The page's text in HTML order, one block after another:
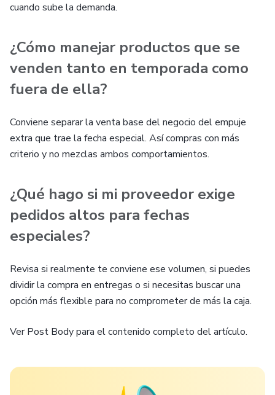
cuando sube la demanda.
¿Cómo manejar productos que se
venden tanto en temporada como
fuera de ella?
Conviene separar la venta base del negocio del empuje
extra que trae la fecha especial. Así compras con más
criterio y no mezclas ambos comportamientos.
¿Qué hago si mi proveedor exige
pedidos altos para fechas
especiales?
Revisa si realmente te conviene ese volumen, si puedes
dividir la compra en entregas o si necesitas buscar una
opción más flexible para no comprometer de más la caja.
Ver Post Body para el contenido completo del artículo.